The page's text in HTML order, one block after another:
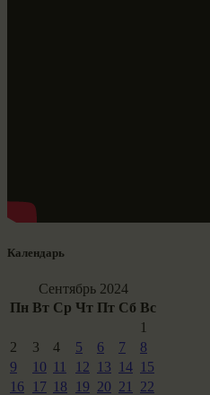
Календарь
Сентябрь 2024
Пн Вт Ср Чт Пт Сб Вс
1
2
3 4 5 6 7
8
9
10 11 12 13 14 15
16
17 18 19 20 21
22